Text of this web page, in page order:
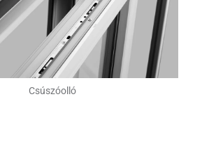
Csúszóolló